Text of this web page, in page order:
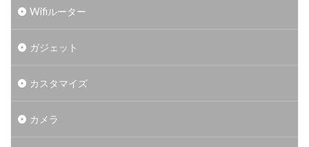
Wifiルーター
ガジェット
カスタマイズ
カメラ